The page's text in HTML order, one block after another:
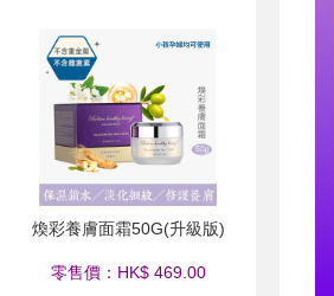
煥彩養膚面霜50G(升級版)
零售價：HK$ 469.00